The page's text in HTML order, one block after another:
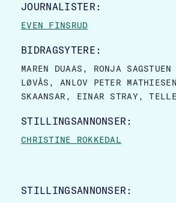
JOURNALISTER:
EVEN FINSRUD
BIDRAGSYTERE:
MAREN DUAAS, RONJA
LØVÅS, ANLOV PETER
SKAANSAR, EINAR STRAY,
STILLINGSANNONSER:
CHRISTINE ROKKEDAL
STILLINGSANNONSER: